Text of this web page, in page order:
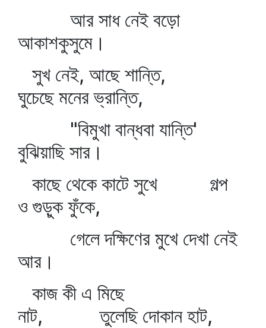
আর সাধ নেই বড়ো
আকাশকুসুমে।
সুখ নেই, আছে শান্তি,
ঘুচেছে মনের ভ্রান্তি,
"বিমুখা বান্ধবা যান্তি'
বুঝিয়াছি সার।
কাছে থেকে কাটে সুখে গল্প
ও গুড়ুক ফুঁকে,
গেলে দক্ষিণের মুখে দেখা নেই
আর।
কাজ কী এ মিছে
নাট, তুলেছি দোকান হাট,